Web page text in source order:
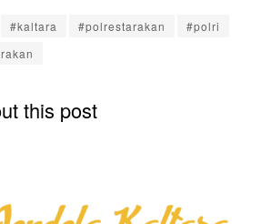
#kaltara #polrestarakan
#polri
this post